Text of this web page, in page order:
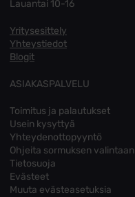
Lauantai 10-16
Yritysesittely
Yhteystiedot
Blogit
ASIAKASPALVELU
Toimitus ja palautukset
Usein kysyttyä
Yhteydenottopyyntö
Ohjeita sormuksen valintaan
Tietosuoja
Evästeet
Muuta evästeasetuksia